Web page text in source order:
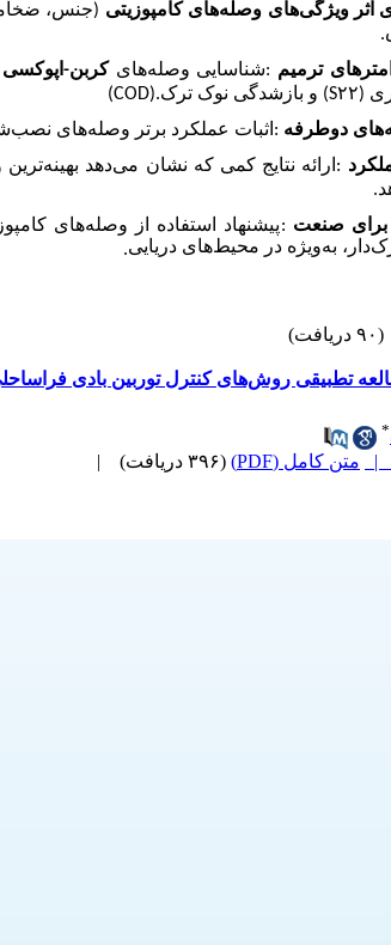
اثر ویژگی‌های وصله‌های کامپوزیتی (جنس،
.
ترمیم :شناسایی وصله‌های کربن-اپوکسی
(S۲۲) و بازشدگی نوک ترک(COD).
دوطرفه :اثبات عملکرد برتر وصله‌های
:ارائه نتایج کمی که نشان می‌دهد
.
برای صنعت :پیشنهاد استفاده از وصله‌های
به‌ویژه در محیط‌های دریایی.
(۹۰ دریافت)
تطبیقی روش‌های کنترل توربین بادی
*
متن کامل (PDF) (۳۹۶ دریافت)
|